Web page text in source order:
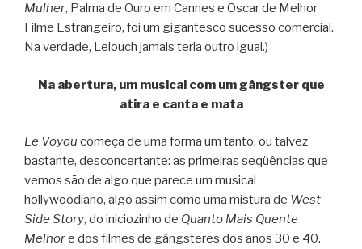
Mulher, Palma de Ouro em Cannes e Oscar de Melhor
Filme Estrangeiro, foi um gigantesco sucesso comercial.
Na verdade, Lelouch jamais teria outro igual.)
Na abertura, um musical com um gângster que
atira e canta e mata
Le Voyou começa de uma forma um tanto, ou talvez
bastante, desconcertante: as primeiras seqüências que
vemos são de algo que parece um musical
hollywoodiano, algo assim como uma mistura de West
Side Story, do iniciozinho de Quanto Mais Quente
Melhore dos filmes de gângsteres dos anos 30 e 40.